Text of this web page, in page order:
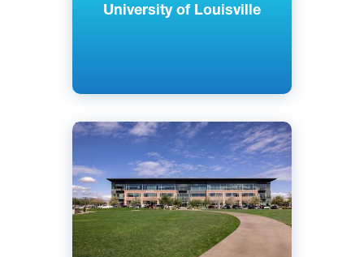
University of Louisville
Английский
Гудиер, Аризона, США
Частный